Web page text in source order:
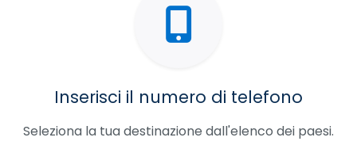
Inserisci il numero di telefono
Seleziona la tua destinazione dall'elenco dei paesi.